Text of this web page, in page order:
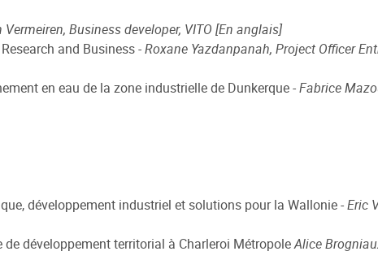
Vermeiren, Business developer, VITO [En anglais]
and Business- Roxane Yazdanpanah, Project Officer
en eau de la zone industrielle de Dunkerque -Fabrice
développement industriel et solutions pour la Wallonie -Eric
de développement territorial à Charleroi MétropoleAlice